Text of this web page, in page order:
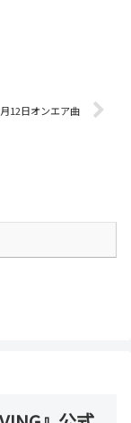
12日オンエア曲